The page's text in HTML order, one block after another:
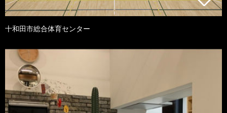
十和田市総合体育センター